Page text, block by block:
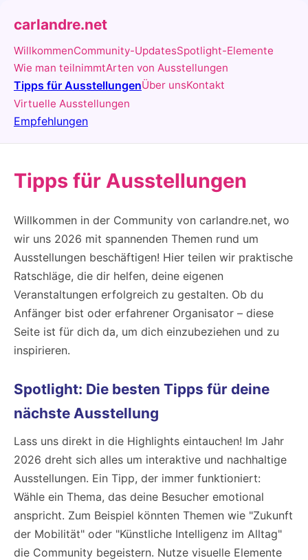
carlandre.net
WillkommenCommunity-UpdatesSpotlight-Elemente
Wie man teilnimmtArten von Ausstellungen
Tipps für AusstellungenÜber unsKontakt
Virtuelle Ausstellungen
Empfehlungen
Tipps für Ausstellungen
Willkommen in der Community von carlandre.net, wo
wir uns 2026 mit spannenden Themen rund um
Ausstellungen beschäftigen! Hier teilen wir praktische
Ratschläge, die dir helfen, deine eigenen
Veranstaltungen erfolgreich zu gestalten. Ob du
Anfänger bist oder erfahrener Organisator – diese
Seite ist für dich da, um dich einzubeziehen und zu
inspirieren.
Spotlight: Die besten Tipps für deine
nächste Ausstellung
Lass uns direkt in die Highlights eintauchen! Im Jahr
2026 dreht sich alles um interaktive und nachhaltige
Ausstellungen. Ein Tipp, der immer funktioniert:
Wähle ein Thema, das deine Besucher emotional
anspricht. Zum Beispiel könnten Themen wie "Zukunft
der Mobilität" oder "Künstliche Intelligenz im Alltag"
die Community begeistern. Nutze visuelle Elemente